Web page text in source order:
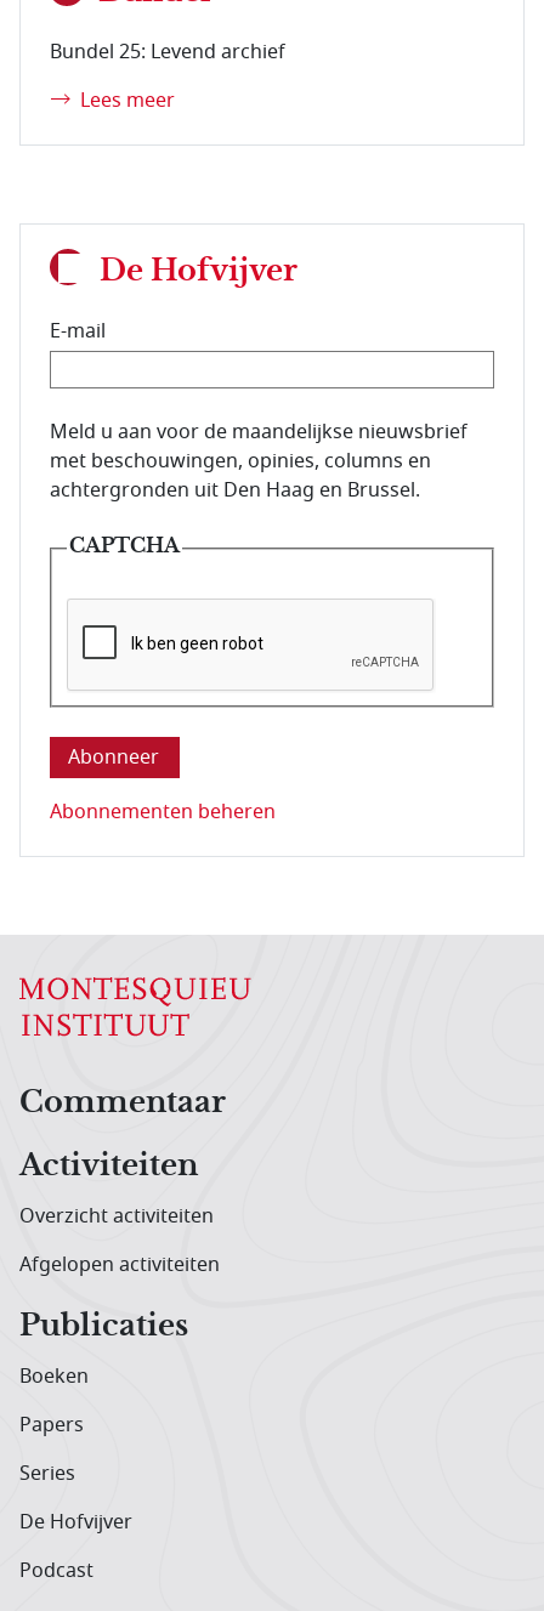
Bundel 25: Levend archief
Lees meer
De Hofvijver
E-mail
E-mailadres van de abonnee.
Meld u aan voor de maandelijkse nieuwsbrief
met beschouwingen, opinies, columns en
achtergronden uit Den Haag en Brussel.
CAPTCHA
Deze vraag is om te controleren dat u een mens
Abonnementen beheren
Hoofdnavigatiemenu
Commentaar
Activiteiten
Overzicht activiteiten
Afgelopen activiteiten
Publicaties
Boeken
Papers
Series
De Hofvijver
Podcast